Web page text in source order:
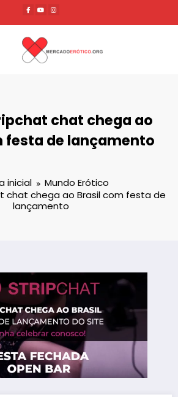
chat chega ao
festa de lançamento
inicial
Mundo Erótico
chat chega ao Brasil com festa de
lançamento